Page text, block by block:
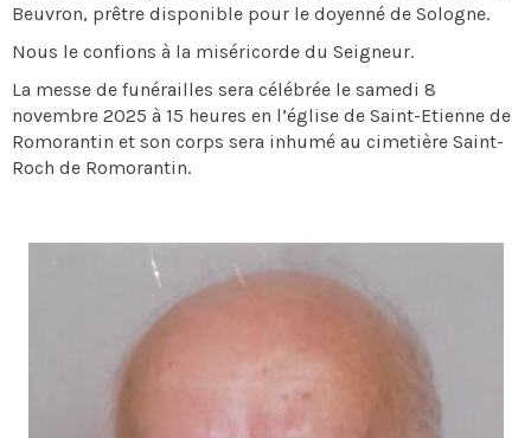
Beuvron, prêtre disponible pour le doyenné de Sologne.
Nous le confions à la miséricorde du Seigneur.
La messe de funérailles sera célébrée le samedi 8
novembre 2025 à 15 heures en l’église de Saint-Etienne de
Romorantin et son corps sera inhumé au cimetière Saint-
Roch de Romorantin.